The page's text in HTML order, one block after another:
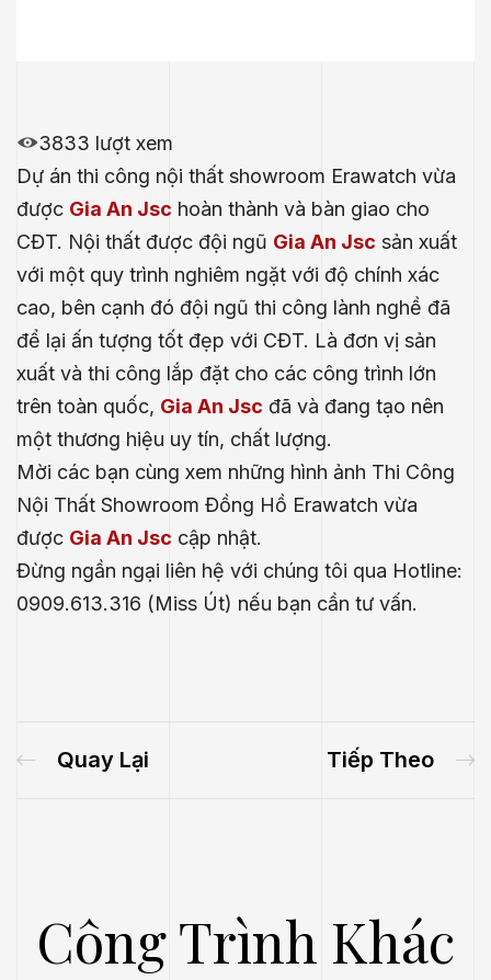
3833 lượt xem
Dự án thi công nội thất showroom Erawatch vừa
được Gia An Jsc hoàn thành và bàn giao cho
CĐT. Nội thất được đội ngũ Gia An Jsc sản xuất
với một quy trình nghiêm ngặt với độ chính xác
cao, bên cạnh đó đội ngũ thi công lành nghề đã
để lại ấn tượng tốt đẹp với CĐT. Là đơn vị sản
xuất và thi công lắp đặt cho các công trình lớn
trên toàn quốc, Gia An Jsc đã và đang tạo nên
một thương hiệu uy tín, chất lượng.
Mời các bạn cùng xem những hình ảnh Thi Công
Nội Thất Showroom Đồng Hồ Erawatch vừa
được Gia An Jsc cập nhật.
Đừng ngần ngại liên hệ với chúng tôi qua Hotline:
0909.613.316 (Miss Út) nếu bạn cần tư vấn.
Quay Lại Tiếp Theo
Công Trình Khác